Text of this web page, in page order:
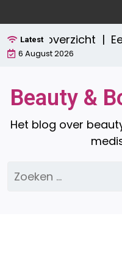
naar
de
inhoud
Latestoverzicht |Een
6 August 2026
Beauty &
Het blog over
Zoeken
naar: